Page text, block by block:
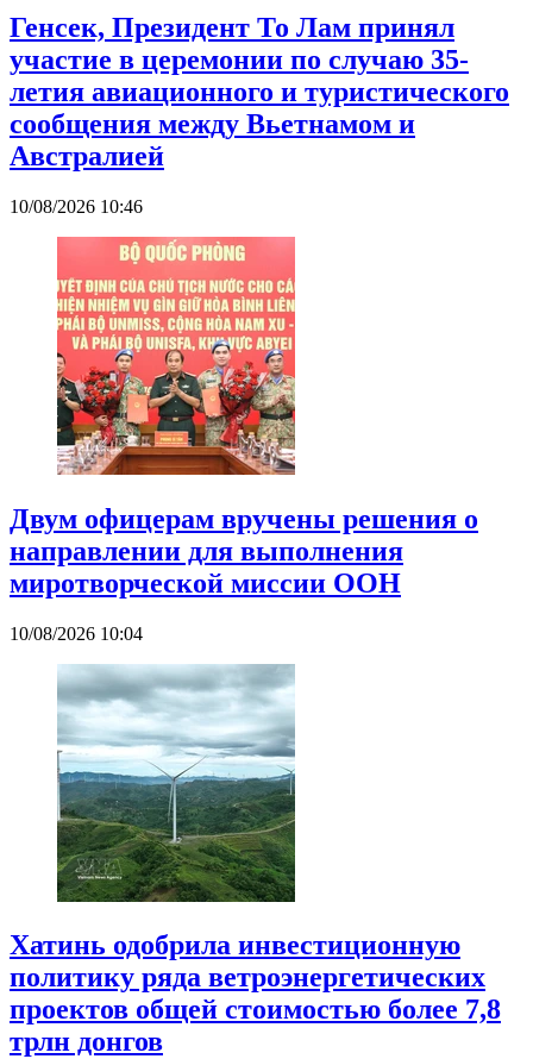
Генсек, Президент То Лам принял
участие в церемонии по случаю 35-
летия авиационного и туристического
сообщения между Вьетнамом и
Австралией
10/08/2026 10:46
Двум офицерам вручены решения о
направлении для выполнения
миротворческой миссии ООН
10/08/2026 10:04
Хатинь одобрила инвестиционную
политику ряда ветроэнергетических
проектов общей стоимостью более 7,8
трлн донгов